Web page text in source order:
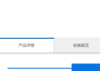
产品详情 在线留言